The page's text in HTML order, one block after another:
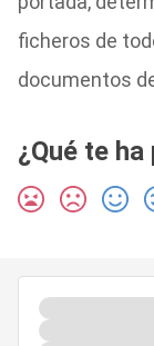
ficheros de
documentos
¿Qué te